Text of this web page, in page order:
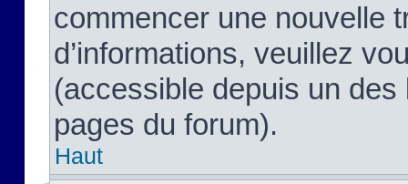
commencer une nouvelle
d’informations, veuillez
(accessible depuis un
pages du forum).
Haut